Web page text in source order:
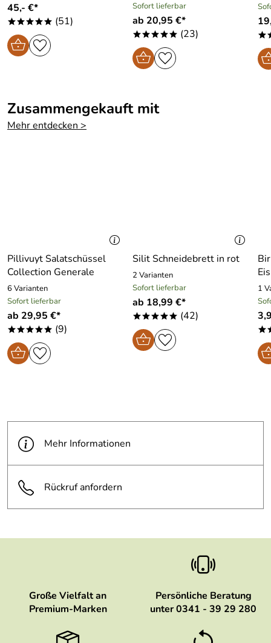
45,- €*
***** (51)
Sofort lieferbar
ab 20,95 €*
***** (23)
Zusammengekauft mit
Mehr entdecken >
Pillivuyt Salatschüssel
Collection Generale
6 Varianten
Sofort lieferbar
ab 29,95 €*
***** (9)
Silit Schneidebrett in rot
2 Varianten
Sofort lieferbar
ab 18,99 €*
***** (42)
1
Mehr Informationen
Rückruf anfordern
Große Vielfalt an
Premium-Marken
Persönliche Beratung
unter 0341 - 39 29 280